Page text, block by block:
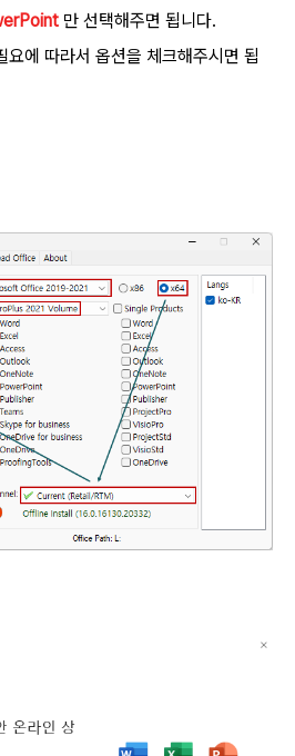
만 선택해주면 됩니다.
에 따라서 옵션을 체크해주시면 됩